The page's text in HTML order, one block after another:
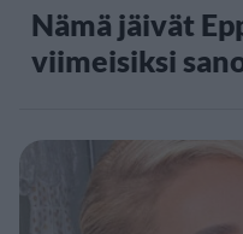
Nämä jäivät
viimeisiksi